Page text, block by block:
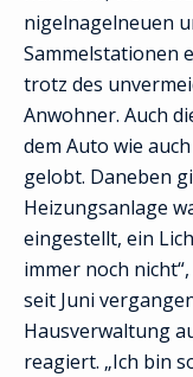
nigelnagelneuen
Sammelstationen
trotz des
Anwohner. Auch
dem Auto wie
gelobt. Daneben
Heizungsanlage
eingestellt, ein
immer noch
seit Juni
Hausverwaltung
reagiert. „Ich bin